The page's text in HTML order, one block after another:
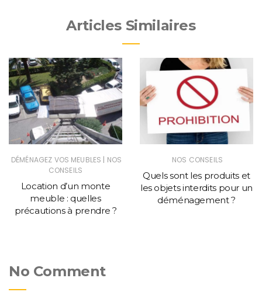
Articles Similaires
DÉMÉNAGEZ VOS MEUBLES | NOS
CONSEILS
Location d’un monte
meuble : quelles
précautions à prendre ?
NOS CONSEILS
Quels sont les produits et
les objets interdits pour un
déménagement ?
No Comment